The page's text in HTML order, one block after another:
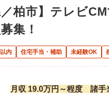
／柏市】テレビ
集！
内 住宅手当・補助 未経験OK
月収 19.0万円～程度 諸手